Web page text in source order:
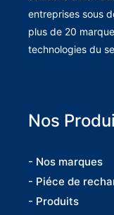
entreprises sous
plus de 20
technologies du
Nos
- Nos marques
- Piéce de
- Produits